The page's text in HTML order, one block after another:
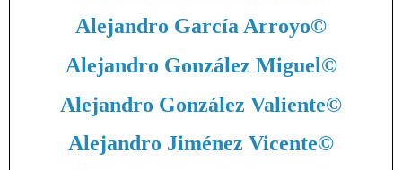
Alejandro García Arroyo©
Alejandro González Miguel©
Alejandro González Valiente©
Alejandro Jiménez Vicente©